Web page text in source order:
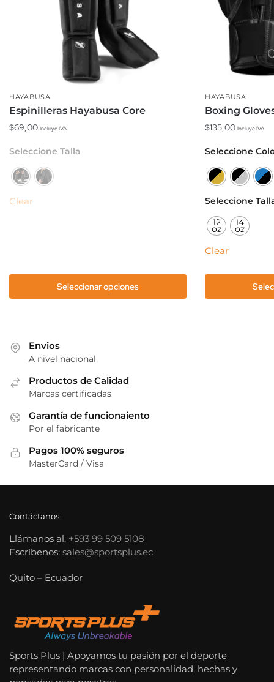
HAYABUSA
Espinilleras Hayabusa Core
$69,00 Incluye IVA
Seleccionar opciones
Este
tiene
variantes.
elegir
en
producto
Seleccione Talla
Clear
HAYABUSA
Boxing
$135,00 Incluye IVA
Este
tiene
variantes.
Las
opciones
se
elegir
en
Seleccione
Seleccione
12
oz
14
oz
Clear
Envios
A nivel nacional
Productos de Calidad
Marcas certificadas
Garantía de funcionaiento
Por el fabricante
Pagos 100% seguros
MasterCard / Visa
Contáctanos
Llámanos al: +593 99 509 5108
Escríbenos: sales@sportsplus.ec
Quito – Ecuador
Sports Plus | Apoyamos tu pasión por el deporte
representando marcas con personalidad, hechas y